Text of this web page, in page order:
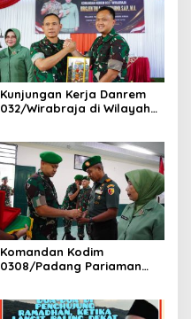
Kunjungan Kerja Danrem
032/Wirabraja di Wilayah
Komandan Kodim
0308/Padang Pariaman
Yonnedi